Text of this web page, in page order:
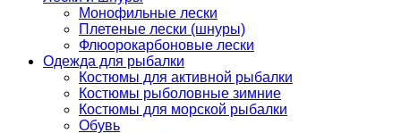
Монофильные лески
Плетеные лески (шнуры)
Флюорокарбоновые лески
Одежда для рыбалки
Костюмы для активной рыбалки
Костюмы рыболовные зимние
Костюмы для морской рыбалки
Обувь